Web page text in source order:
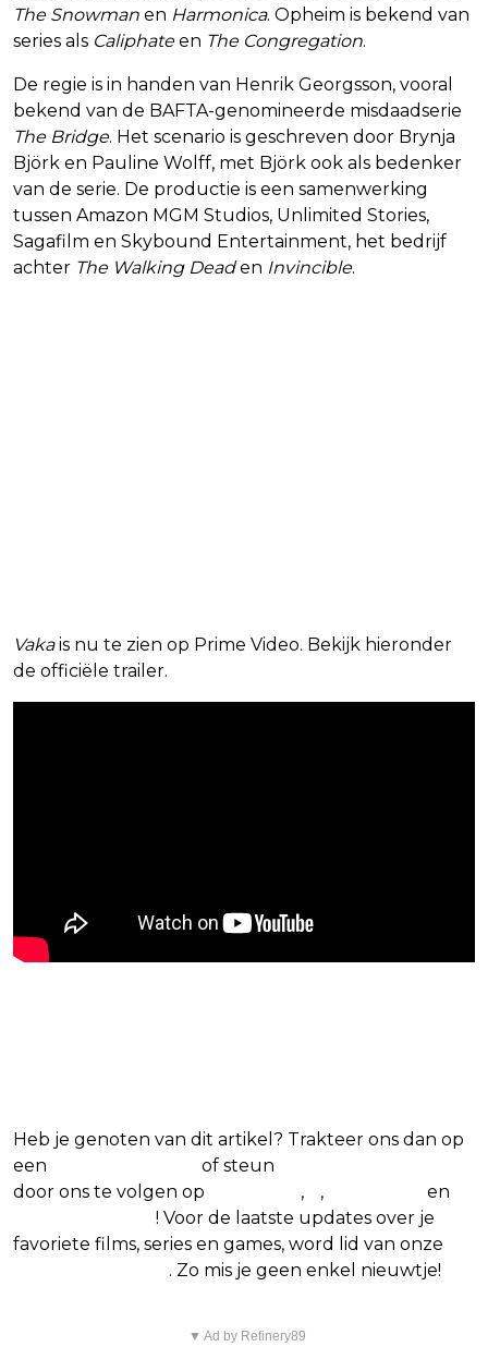
The Snowman en Harmonica. Opheim is bekend van
series als Caliphateen The Congregation.
De regie is in handen van Henrik Georgsson, vooral
bekend van de BAFTA-genomineerde misdaadserie
The Bridge. Het scenario is geschreven door Brynja
Björk en Pauline Wolff, met Björk ook als bedenker
van de serie. De productie is een samenwerking
tussen Amazon MGM Studios, Unlimited Stories,
Sagafilm en Skybound Entertainment, het bedrijf
achter The Walking Deaden Invincible.
Vakais nu te zien op Prime Video. Bekijk hieronder
de officiële trailer.
Heb je genoten van dit artikel? Trakteer ons dan op
een
of steun
door ons te volgen op
, ,
en
! Voor de laatste updates over je
favoriete films, series en games, word lid van onze
. Zo mis je geen enkel nieuwtje!
▼ Ad by Refinery89